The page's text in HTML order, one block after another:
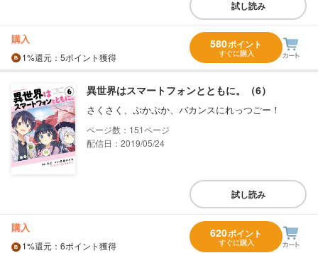
試し読み
購入
1%還元 ：5ポイント獲得
580ポイント
すぐに購入
異世界はスマートフォンとともに。（6）
さくさく、ぷかぷか、バカンスにれっつごー！
151
配信日：2019/05/24
試し読み
購入
1%還元 ：6ポイント獲得
620ポイント
すぐに購入